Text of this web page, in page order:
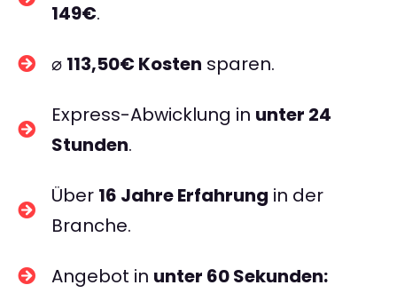
149€.
⌀ 113,50€ Kosten sparen.
Express-Abwicklung in unter 24
Stunden.
Über 16 Jahre Erfahrung in der
Branche.
Angebot in unter 60 Sekunden: